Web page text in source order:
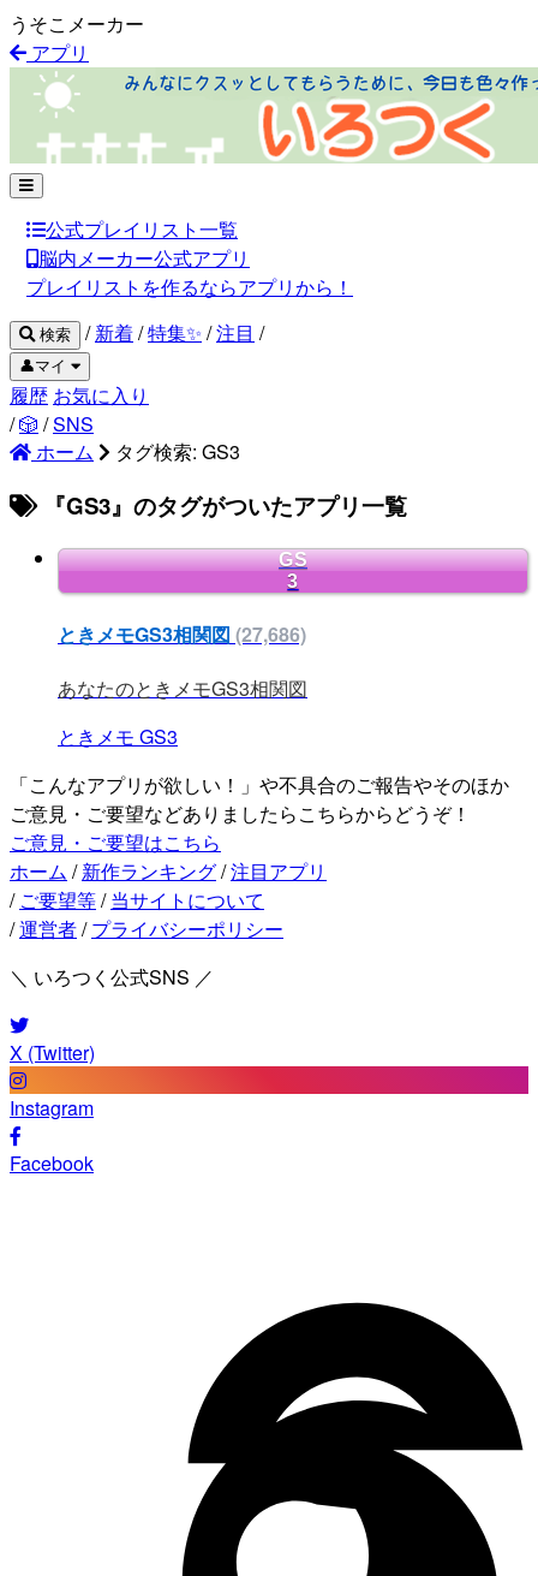
うそこメーカー
アプリ
公式プレイリスト一覧
脳内メーカー公式アプリ
プレイリストを作るならアプリから！
検索 / 新着/特集✨ /注目 /
👤マイ
履歴 お気に入り
/🎲 /SNS
ホーム
タグ検索: GS3
『GS3』のタグがついたアプリ一覧
GS
3
ときメモGS3相関図 (27,686)
あなたのときメモGS3相関図
ときメモ GS3
「こんなアプリが欲しい！」や不具合のご報告やそのほか
ご意見・ご要望などありましたらこちらからどうぞ！
ご意見・ご要望はこちら
ホーム / 新作ランキング/注目アプリ
/ ご要望等/ 当サイトについて
/運営者/ プライバシーポリシー
＼ いろつく公式SNS ／
X (Twitter)
Instagram
Facebook